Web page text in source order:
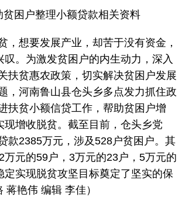
户整理小额贷款相关资料
想要发展产业，却苦于没有资金，
叹。为激发贫困户的内生动力，深入
扶贫惠农政策，切实解决贫困户发展
，河南鲁山县仓头乡多点发力抓住政
扶贫小额信贷工作，帮助贫困户增
现增收脱贫。截至目前，仓头乡党
款2385万元，涉及528户贫困户。其
万元的59户，3万元的23户，5万元的
定实现脱贫攻坚目标奠定了坚实的保
蒋艳伟 编辑 李佳）